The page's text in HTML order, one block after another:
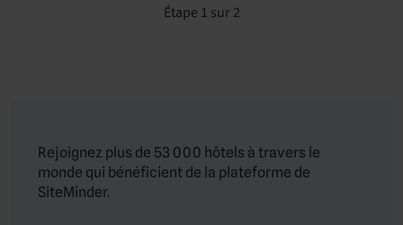
Étape 1 sur 2
Rejoignez plus de 53 000 hôtels à travers le
monde qui bénéficient de la plateforme de
SiteMinder.